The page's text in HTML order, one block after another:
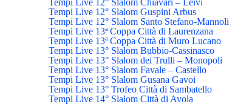
Tempi Live 12° Slalom Guspini Arbus
Tempi Live 12° Slalom Santo Stefano-Mannoli
Tempi Live 13ª Coppa Città di Laurenzana
Tempi Live 13ª Coppa Città di Muro Lucano
Tempi Live 13° Slalom Bubbio-Cassinasco
Tempi Live 13° Slalom dei Trulli – Monopoli
Tempi Live 13° Slalom Favale – Castello
Tempi Live 13° Slalom Gusana Gavoi
Tempi Live 13° Trofeo Città di Sambatello
Tempi Live 14° Slalom Città di Avola